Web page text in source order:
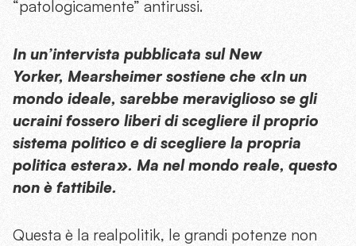
“patologicamente” antirussi.
In un’intervista pubblicata sul New
Yorker, Mearsheimer sostiene che «In un
mondo ideale, sarebbe meraviglioso se gli
ucraini fossero liberi di scegliere il proprio
sistema politico e di scegliere la propria
politica estera». Ma nel mondo reale, questo
non è fattibile.
Questa è la realpolitik, le grandi potenze non